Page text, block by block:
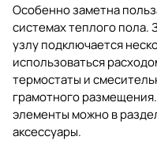
Особенно заметна
системах теплого пола.
узлу подключается
использоваться
термостаты и
грамотного
элементы можно в
аксессуары.